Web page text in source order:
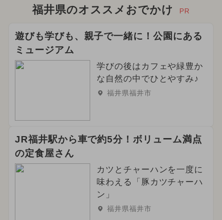
福井県のオススメおでかけ PR
遊びも学びも、親子で一緒に！公園にある
ミュージアム
学びの後はカフェや緑豊か
な自然の中でひとやすみ♪
福井県福井市
JR福井駅から車で約5分！ボリューム満点
の定食屋さん
カツとチャーハンを一度に
味わえる「豚カツチャーハ
ン」
福井県福井市